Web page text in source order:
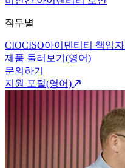
직무별
CIOCISO아이덴티티 책임자
제품 둘러보기(영어)
문의하기
지원 포털(영어)